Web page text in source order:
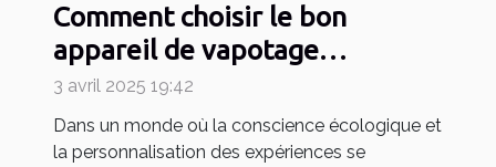
Comment choisir le bon
appareil de vapotage
rechargeable et durable
3 avril 2025 19:42
Dans un monde où la conscience écologique et
la personnalisation des expériences se